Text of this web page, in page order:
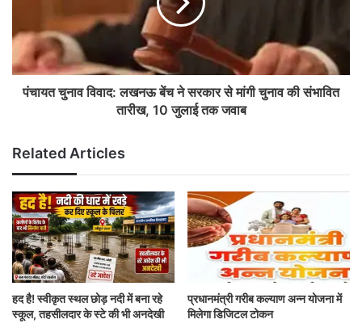
पंचायत चुनाव विवाद: लखनऊ बेंच ने सरकार से मांगी चुनाव की संभावित
तारीख, 10 जुलाई तक जवाब
Related Articles
हद है! स्वीकृत स्थल छोड़ नदी में बना रहे
स्कूल, तहसीलदार के स्टे की भी अनदेखी
प्रधानमंत्री गरीब कल्याण अन्न योजना में
मिलेगा डिजिटल टोकन